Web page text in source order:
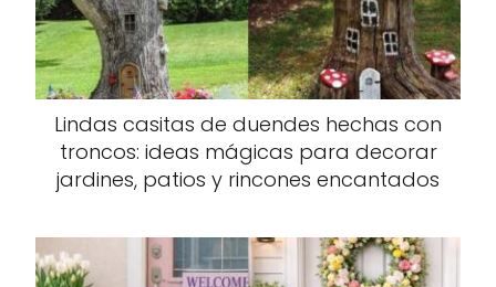
Lindas casitas de duendes hechas con
troncos: ideas mágicas para decorar
jardines, patios y rincones encantados